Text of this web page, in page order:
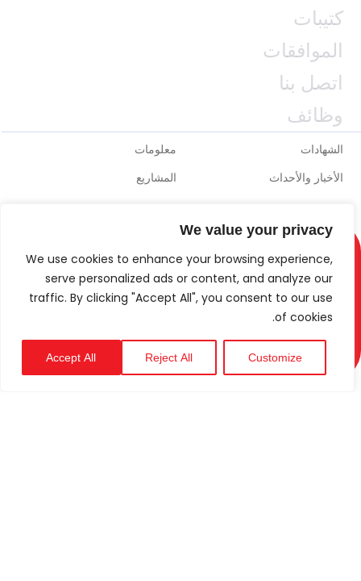
We value your privacy
We use cookies to enhance your browsing experience,
serve personalized ads or content, and analyze our
traffic. By clicking "Accept All", you consent to our use
of cookies.
Customize
Reject All
Accept All
كتيبات
الموافقات
اتصل بنا
وظائف
الشهادات معلومات
الأخبار والأحداث المشاريع